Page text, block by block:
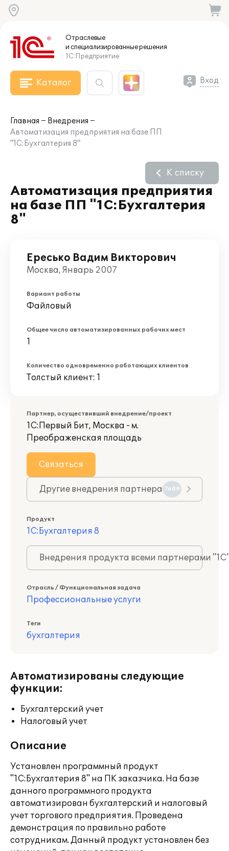
Отраслевые
и специализированныерешения
1С:Предприятие
Каталог Вход
Главная
Внедрения
Автоматизация предприятия на базе ПП
"1С:Бухгалтерия 8"
Автоматизация предприятия
на базе ПП "1С:Бухгалтерия
8"
К списку
Ересько Вадим Викторович
Москва, Январь 2007
Вариант работы
Файловый
Общее число автоматизированных рабочих мест
1
Количество одновременно работающих клиентов
Толстый клиент: 1
Партнер, осуществивший внедрение/проект
1С:Первый Бит, Москва - м.
Преображенская площадь
Связаться
Другие внедрения партнера 7609
Продукт
1С:Бухгалтерия 8
Внедрения продукта всеми партнерами
Отрасль / Функциональная задача
Профессиональные услуги
Теги
бухгалтерия
Автоматизированы следующие
функции:
Бухгалтерский учет
Налоговый учет
Описание
Установлен программный продукт
"1С:Бухгалтерия 8" на ПК заказчика. На базе
данного программного продукта
автоматизирован бухгалтерский и налоговый
учет торгового предприятия. Проведена
демонстрация по правильно работе
сотрудникам. Данный продукт установлен без